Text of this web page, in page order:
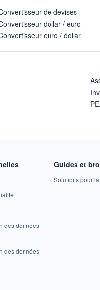
de devises
dollar / euro
euro / dollar
des données
des données
Guides et
Solutions pour